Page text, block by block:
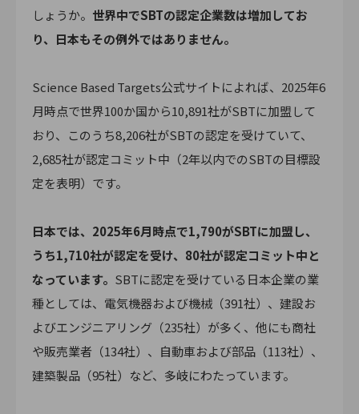
しょうか。 世界中でSBTの認定企業数は増加してお
り、日本もその例外ではありません。
Science Based Targets公式サイトによれば、2025年6
月時点で世界100か国から10,891社がSBTに加盟して
おり、このうち8,206社がSBTの認定を受けていて、
2,685社が認定コミット中（2年以内でのSBTの目標設
定を表明）です。
日本では、2025年6月時点で1,790がSBTに加盟し、
うち1,710社が認定を受け、80社が認定コミット中と
なっています。 SBTに認定を受けている日本企業の業
種としては、電気機器および機械（391社）、建設お
よびエンジニアリング（235社）が多く、他にも商社
や販売業者（134社）、自動車および部品（113社）、
建築製品（95社）など、多岐にわたっています。